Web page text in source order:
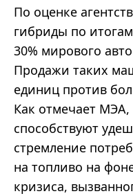
По оценке
гибриды по
30% мирового
Продажи таких
единиц против
Как отмечает МЭА,
способствуют
стремление
на топливо на
кризиса,